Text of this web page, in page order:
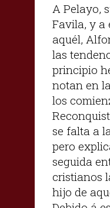
A Pelayo,
Favila, y a
aquél,
las
principio
notan en
los
se falta a
pero
seguida
cristianos
hijo de